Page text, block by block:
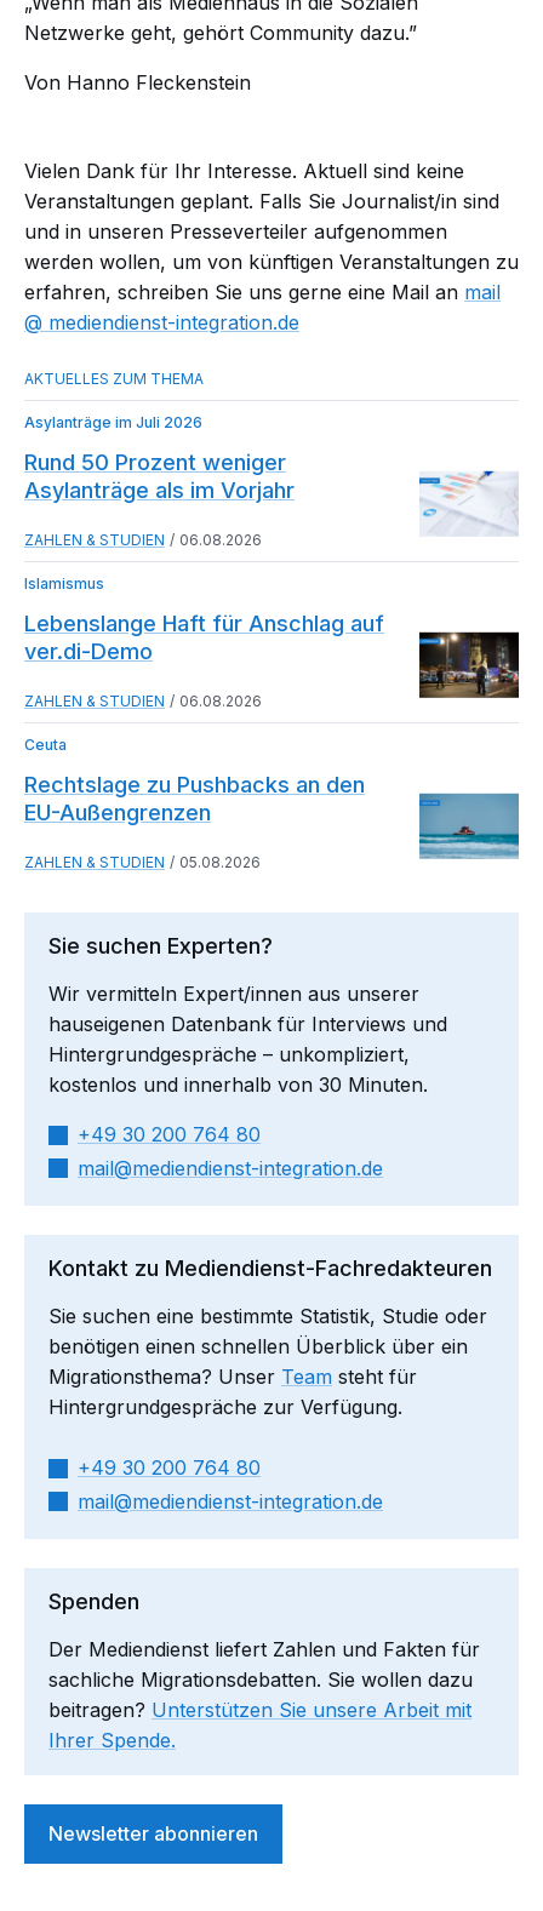
Netzwerke geht, gehört Community dazu.”
Von Hanno Fleckenstein
Vielen Dank für Ihr Interesse. Aktuell sind keine
Veranstaltungen geplant. Falls Sie Journalist/in sind
und in unseren Presseverteiler aufgenommen
werden wollen, um von künftigen Veranstaltungen zu
erfahren, schreiben Sie uns gerne eine Mail an mail​
mediendienst-integration.de
Asylanträge im Juli 2026
Rund 50 Prozent weniger
Asylanträge als im Vorjahr
ZAHLEN & STUDIEN 06.08.2026
Islamismus
Lebenslange Haft für Anschlag auf
ver.di-Demo
ZAHLEN & STUDIEN 06.08.2026
Ceuta
Rechtslage zu Pushbacks an den
EU-Außengrenzen
ZAHLEN & STUDIEN 05.08.2026
Sie suchen Experten?
Wir vermitteln Expert/innen aus unserer
hauseigenen Datenbank für Interviews und
Hintergrundgespräche – unkompliziert,
kostenlos und innerhalb von 30 Minuten.
+49 30 200 764 80
mail​
mediendienst-integration.de
Kontakt zu Mediendienst-Fachredakteuren
Sie suchen eine bestimmte Statistik, Studie oder
benötigen einen schnellen Überblick über ein
Migrationsthema? Unser Team steht für
Hintergrundgespräche zur Verfügung.
+49 30 200 764 80
mail​
mediendienst-integration.de
Spenden
Der Mediendienst liefert Zahlen und Fakten für
sachliche Migrationsdebatten. Sie wollen dazu
beitragen? Unterstützen Sie unsere Arbeit mit
Ihrer Spende.
Newsletter abonnieren